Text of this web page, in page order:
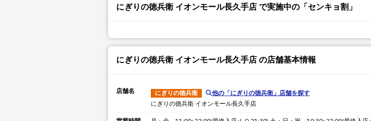
にぎりの徳兵衛 イオンモール長久手店 で実施中の「センキョ割」
にぎりの徳兵衛 イオンモール長久手店 の店舗基本情報
店舗名 にぎりの徳兵衛 他の「にぎりの徳兵衛 」店舗を探す
にぎりの徳兵衛 イオンモール長久手店